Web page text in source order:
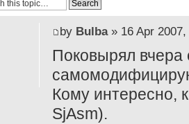
by Bulba» 16 Apr 2007,
Поковырял вчера
Кому интересно,
SjAsm).